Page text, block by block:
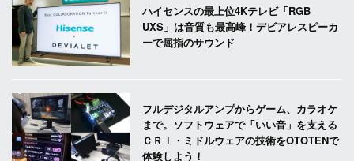
ハイセンスの最上位4Kテレビ「RGB
UXS」は音質も最高峰！デビアレスピーカ
ーで屈指のサウンド
フルデジタルアンプからゲーム、カラオケ
まで。ソフトウェアで「いい音」を支える
ＣＲＩ・ミドルウェアの技術をOTOTENで
体験しよう！